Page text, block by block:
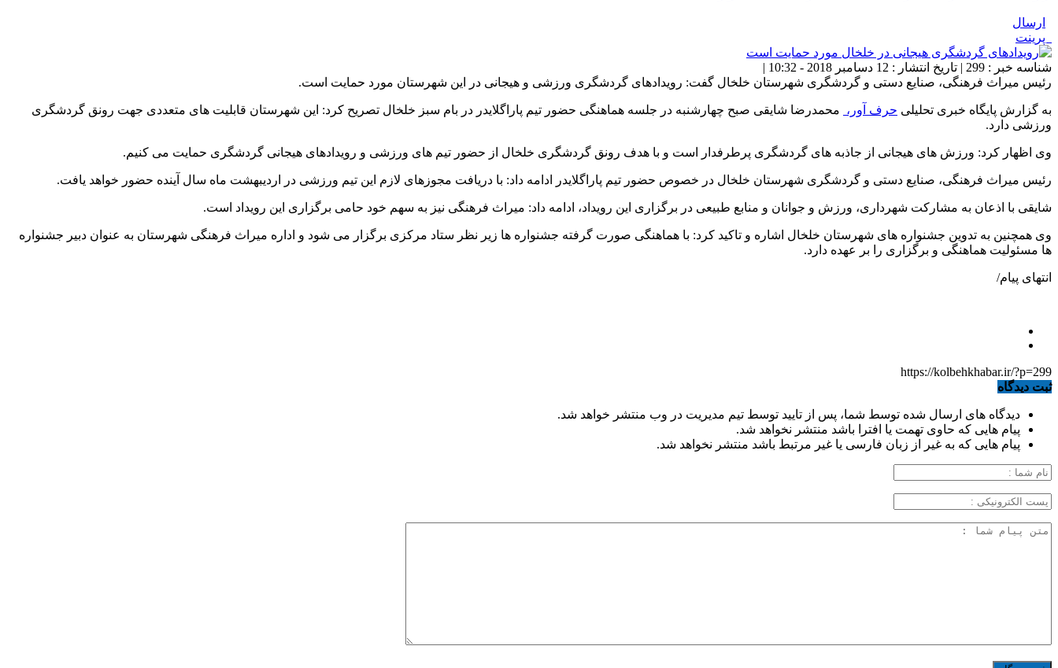
ارسال
پرینت
شناسه خبر : 299 | تاریخ انتشار : 12 دسامبر 2018 - 10:32 |
رئیس میراث فرهنگی، صنایع دستی و گردشگری شهرستان خلخال گفت: رویدادهای گردشگری ورزشی و هیجانی در این شهرستان مورد حمایت است.
به گزارش پایگاه خبری تحلیلی حرف آور، محمدرضا شایقی صبح چهارشنبه در جلسه هماهنگی حضور تیم پاراگلایدر در بام سبز خلخال تصریح کرد: این شهرستان قابلیت های متعددی جهت رونق گردشگری
ورزشی دارد.
وی اظهار کرد: ورزش های هیجانی از جاذبه های گردشگری پرطرفدار است و با هدف رونق گردشگری خلخال از حضور تیم های ورزشی و رویدادهای هیجانی گردشگری حمایت می کنیم.
رئیس میراث فرهنگی، صنایع دستی و گردشگری شهرستان خلخال در خصوص حضور تیم پاراگلایدر ادامه داد: با دریافت مجوزهای لازم این تیم ورزشی در اردیبهشت ماه سال آینده حضور خواهد یافت.
شایقی با اذعان به مشارکت شهرداری، ورزش و جوانان و منابع طبیعی در برگزاری این رویداد، ادامه داد: میراث فرهنگی نیز به سهم خود حامی برگزاری این رویداد است.
وی همچنین به تدوین جشنواره های شهرستان خلخال اشاره و تاکید کرد: با هماهنگی صورت گرفته جشنواره ها زیر نظر ستاد مرکزی برگزار می شود و اداره میراث فرهنگی شهرستان به عنوان دبیر جشنواره
ها مسئولیت هماهنگی و برگزاری را بر عهده دارد.
انتهای پیام/
https://kolbehkhabar.ir/?p=299
ثبت دیدگاه
دیدگاه های ارسال شده توسط شما، پس از تایید توسط تیم مدیریت در وب منتشر خواهد شد.
پیام هایی که حاوی تهمت یا افترا باشد منتشر نخواهد شد.
پیام هایی که به غیر از زبان فارسی یا غیر مرتبط باشد منتشر نخواهد شد.